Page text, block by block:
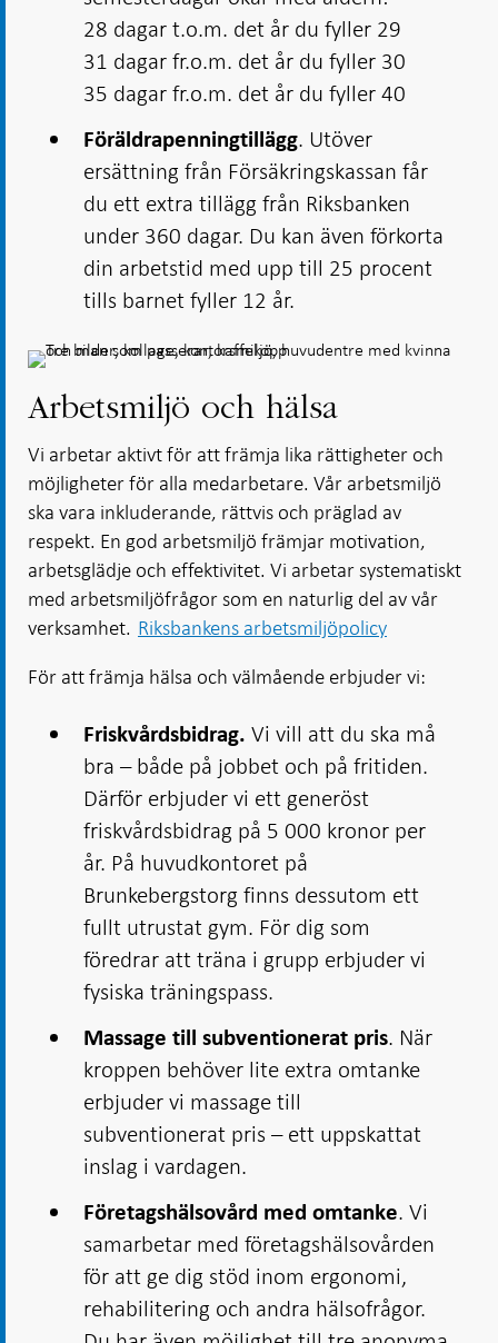
28 dagar t.o.m. det år du fyller 29
31 dagar fr.o.m. det år du fyller 30
35 dagar fr.o.m. det år du fyller 40
Föräldrapenningtillägg. Utöver
ersättning från Försäkringskassan får
du ett extra tillägg från Riksbanken
under 360 dagar. Du kan även för­korta
din arbetstid med upp till 25 procent
tills barnet fyller 12 år.
Arbetsmiljö och hälsa
Vi arbetar aktivt för att främja lika rättigheter och
möjligheter för alla medarbetare. Vår arbetsmiljö
ska vara inkluderande, rättvis och präglad av
respekt. En god arbetsmiljö främjar motivation,
arbetsglädje och effektivitet. Vi arbetar systematiskt
med arbetsmiljöfrågor som en naturlig del av vår
verksamhet. Riksbankens arbetsmiljöpolicy
För att främja hälsa och välmående erbjuder vi:
Friskvårdsbidrag. Vi vill att du ska må
bra – både på jobbet och på fritiden.
Därför erbjuder vi ett generöst
friskvårdsbidrag på 5 000 kronor per
år. På huvudkontoret på
Brunkebergstorg finns dessutom ett
fullt utrustat gym. För dig som
föredrar att träna i grupp erbjuder vi
fysiska träningspass.
Massage till subventionerat pris. När
kroppen behöver lite extra omtanke
erbjuder vi massage till
subventionerat pris – ett uppskattat
inslag i vardagen.
Företagshälsovård med omtanke. Vi
samarbetar med företagshälsovården
för att ge dig stöd inom ergonomi,
rehabilitering och andra hälsofrågor.